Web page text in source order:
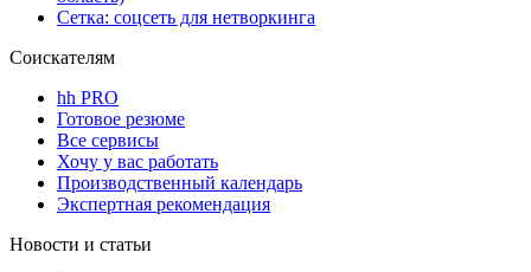
Сетка: соцсеть для нетворкинга
Соискателям
hh PRO
Готовое резюме
Все сервисы
Хочу у вас работать
Производственный календарь
Экспертная рекомендация
Новости и статьи